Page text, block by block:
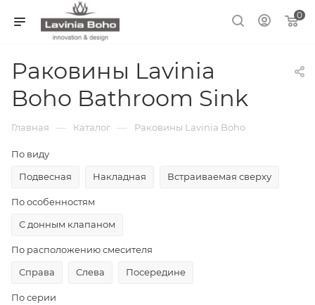
0
Раковины Lavinia
Boho Bathroom Sink
Главная — Каталог — Раковины Lavinia Boho
По виду
Подвесная
Накладная Встраиваемая сверху
По особенностям
С донным клапаном
По расположению смесителя
Справа
Слева Посередине
По серии